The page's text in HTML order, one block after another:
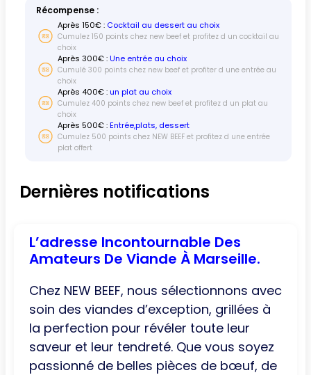
Récompense :
Après 150€ : Cocktail au dessert au choix
Cumulez 150 points chez new beef et profitez d un cocktail au
choix
Après 300€ : Une entrée au choix
Cumulé 300 points chez new beef et profiter d une entrée au
choix
Après 400€ : un plat au choix
Cumulez 400 points chez new beef et profitez d un plat au
choix
Après 500€ : Entrée,plats, dessert
Cumulez 500 points chez NEW BEEF et profitez d une entrée
plat offert
Dernières notifications
L’adresse Incontournable Des
Amateurs De Viande À Marseille.
Chez NEW BEEF, nous sélectionnons avec
soin des viandes d’exception, grillées à
la perfection pour révéler toute leur
saveur et leur tendreté. Que vous soyez
passionné de belles pièces de bœuf, de